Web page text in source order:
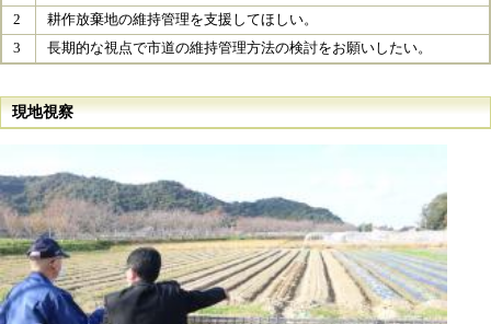
2
耕作放棄地の維持管理を支援してほしい。
3
長期的な視点で市道の維持管理方法の検討をお願いしたい。
現地視察